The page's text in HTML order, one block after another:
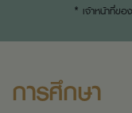
* เจ้าหน้าที่ขอ
การศึกษา